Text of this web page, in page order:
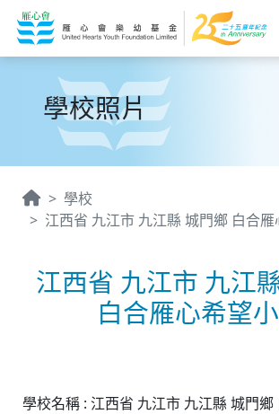
學校照片
學校
江西省 九江市 九江縣 城門鄉 白合雁
江西省 九江市 九江
白合雁心希望
學校名稱 : 江西省 九江市 九江縣 城門